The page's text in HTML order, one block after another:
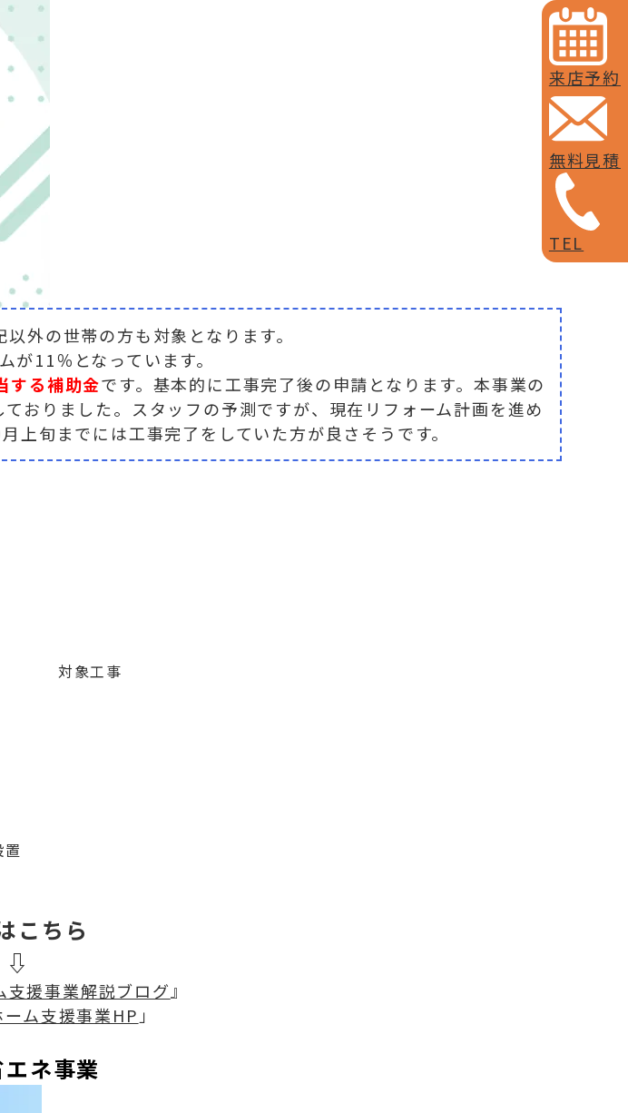
外の世帯の方も対象となります。
11％となっています。
する補助金です。基本的に工事完了後の申請となります。本事業の
おりました。スタッフの予測ですが、 現在リフォーム計画を進め
旬までには工事完了をしていた方が良さそうです。
対象工事
こちら
⇩
支援事業解説ブログ 』
ム支援事業HP 」
ネ事業
来店予約
無料見積
TEL